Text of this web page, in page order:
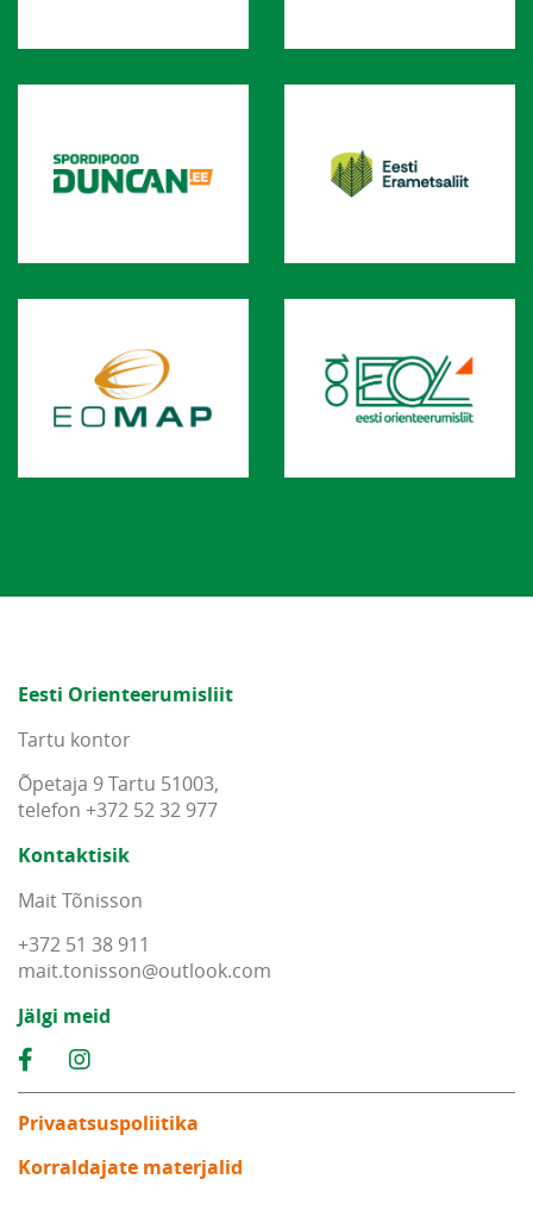
Eesti Orienteerumisliit
Tartu kontor
Õpetaja 9 Tartu 51003,
telefon +372 52 32 977
Kontaktisik
Mait Tõnisson
+372 51 38 911
mait.tonisson@outlook.com
Jälgi meid
Privaatsuspoliitika
Korraldajate materjalid